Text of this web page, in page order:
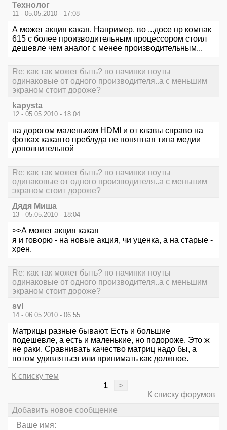
Технолог
11 - 05.05.2010 - 17:08
А может акция какая. Например, во ...досе нр компак
615 с более производительным процессором стоил
дешевле чем аналог с менее производительным...
Re: как так может быть? по начинки ноуты
одинаковые от одного производителя..а с меньшим
экраном стоит дороже?
kapysta
12 - 05.05.2010 - 18:04
на дорогом маленьком HDMI и от клавы справо на
фотках какаято преблуда не понятная типа медии
дополнительной
Re: как так может быть? по начинки ноуты
одинаковые от одного производителя..а с меньшим
экраном стоит дороже?
Дядя Миша
13 - 05.05.2010 - 18:04
>>А может акция какая
я и говорю - на новые акция, чи уценка, а на старые -
хрен.
Re: как так может быть? по начинки ноуты
одинаковые от одного производителя..а с меньшим
экраном стоит дороже?
svl
14 - 06.05.2010 - 06:55
Матрицы разные бывают. Есть и большие
подешевле, а есть и маленькие, но подороже. Это ж
не раки. Сравнивать качество матриц надо бы, а
потом удивляться или принимать как должное.
К списку тем
1
>
К списку форумов
Добавить новое сообщение
Ваше имя: